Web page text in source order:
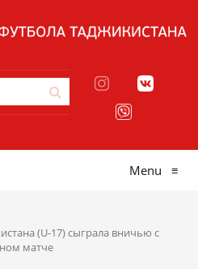
Menu ≡
(U-17) сыграла вничью с
матче